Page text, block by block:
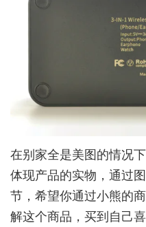
在别家全是美图的情况
体现产品的实物，通过
节，希望你通过小熊的
解这个商品，买到自己